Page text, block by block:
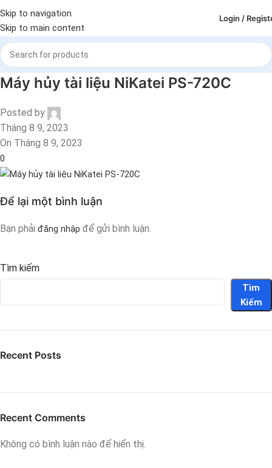
Skip to navigation
Skip to main content
Login /
Máy hủy tài liệu NiKatei PS-720C
Posted by
Tháng 8 9, 2023
On Tháng 8 9, 2023
0
Để lại một bình luận
Bạn phải đăng nhập để gửi bình luận.
Tìm kiếm
Tìm
Kiếm
Recent Posts
Recent Comments
Không có bình luận nào để hiển thị.